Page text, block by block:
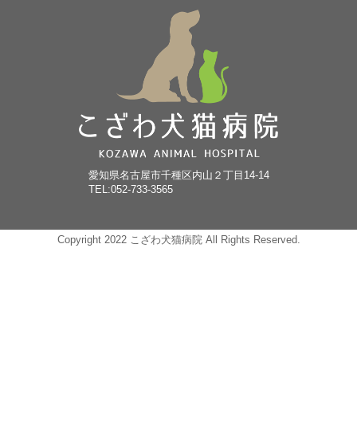
愛知県名古屋市千種区内山２丁目14-14
TEL:052-733-3565
Copyright 2022 こざわ犬猫病院 All Rights Reserved.